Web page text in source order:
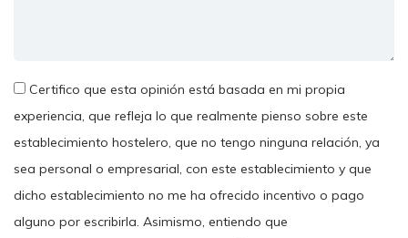
Certifico que esta opinión está basada en mi propia
experiencia, que refleja lo que realmente pienso sobre este
establecimiento hostelero, que no tengo ninguna relación, ya
sea personal o empresarial, con este establecimiento y que
dicho establecimiento no me ha ofrecido incentivo o pago
alguno por escribirla. Asimismo, entiendo que